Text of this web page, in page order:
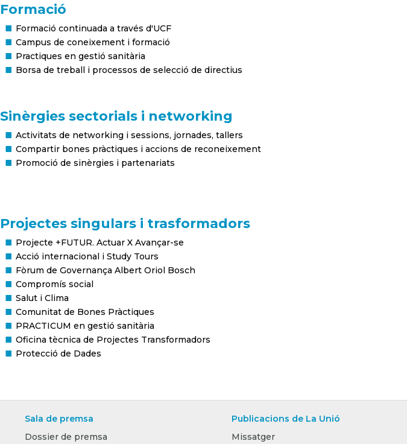
Formació
Formació continuada a través d'UCF
Campus de coneixement i formació
Practiques en gestió sanitària
Borsa de treball i processos de selecció de directius
Sinèrgies sectorials i networking
Activitats de networking i sessions, jornades, tallers
Compartir bones pràctiques i accions de reconeixement
Promoció de sinèrgies i partenariats
Projectes singulars i trasformadors
Projecte +FUTUR. Actuar X Avançar-se
Acció internacional i Study Tours
Fòrum de Governança Albert Oriol Bosch
Compromís social
Salut i Clima
Comunitat de Bones Pràctiques
PRACTICUM en gestió sanitària
Oficina tècnica de Projectes Transformadors
Protecció de Dades
Sala de premsa
Dossier de premsa
Publicacions de La Unió
Missatger